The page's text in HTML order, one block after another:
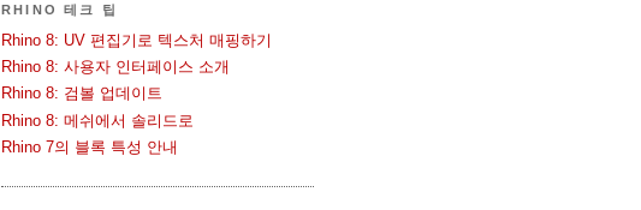
RHINO 테크 팁
Rhino 8: UV 편집기로 텍스처 매핑하기
Rhino 8: 사용자 인터페이스 소개
Rhino 8: 검볼 업데이트
Rhino 8: 메쉬에서 솔리드로
Rhino 7의 블록 특성 안내